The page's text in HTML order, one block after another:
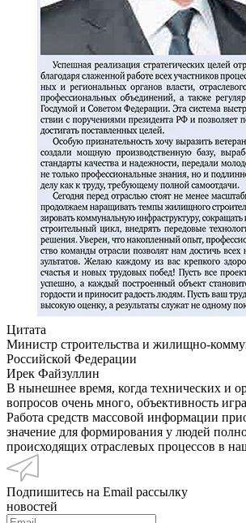
Цитата
Министр строительства и жилищно-
Российской Федерации
Ирек Файзуллин
В нынешнее время, когда технических и
вопросов очень много, объективность
Работа средств массовой информации
значение для формирования у людей
происходящих отраслевых процессов в
Подпишитесь на Email рассылку
новостей